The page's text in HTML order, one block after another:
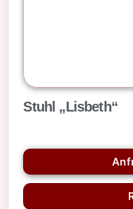
Stuhl „Lisbeth“